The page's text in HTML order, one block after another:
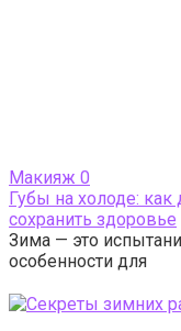
Макияж 0
Губы на холоде:
сохранить здоровье
Зима — это
особенности для